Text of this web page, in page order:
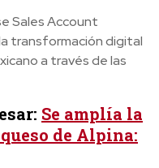
Sales Account
transformación digital
a través de las
Se amplía la
de Alpina: